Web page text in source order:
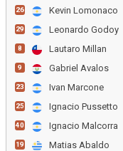
26 Kevin Lomonaco
29 Leonardo Godoy
8 Lautaro Millan
9 Gabriel Avalos
23 Ivan Marcone
25 Ignacio Pussetto
40 Ignacio Malcorra
19 Matias Abaldo